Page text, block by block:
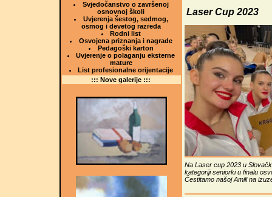
Svjedočanstvo o završenoj
osnovnoj školi
Uvjerenja šestog, sedmog,
osmog i devetog razreda
Rodni list
Osvojena priznanja i nagrade
Pedagoški karton
Uvjerenje o polaganju eksterne
mature
List profesionalne orijentacije
::: Nove galerije :::
Laser Cup 2023
Na Laser cup 2023 u
kategoriji seniorki u finalu
Čestitamo našoj Amili na